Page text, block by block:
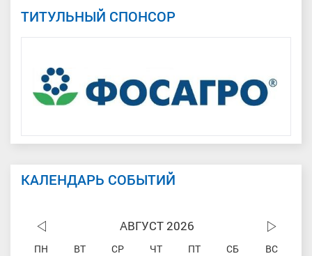
ТИТУЛЬНЫЙ СПОНСОР
КАЛЕНДАРЬ СОБЫТИЙ
АВГУСТ 2026
ПН ВТ СР ЧТ ПТ СБ
ВС